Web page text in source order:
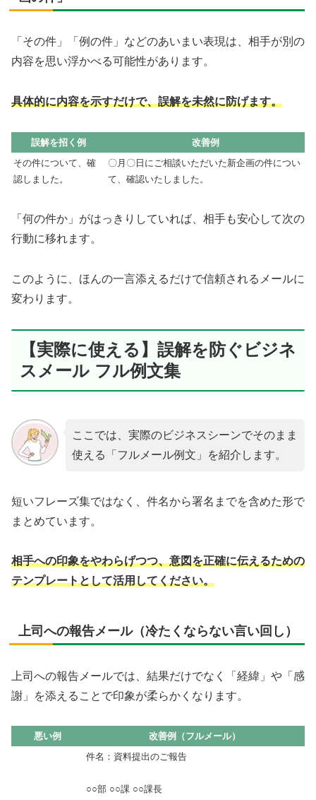
「その件」「例の件」などのあいまい表現は、相手が別の
内容を思い浮かべる可能性があります。
具体的に内容を示すだけで、誤解を未然に防げます。
誤解を招く例
改善例
その件について、確
認しました。
〇月〇日にご相談いただいた新企画の件につい
て、確認いたしました。
「何の件か」がはっきりしていれば、相手も安心して次の
行動に移れます。
このように、ほんの一言添えるだけで信頼されるメールに
変わります。
【実際に使える】誤解を防ぐビジネ
スメール フル例文集
ここでは、実際のビジネスシーンでそのまま
使える「フルメール例文」を紹介します。
短いフレーズ集ではなく、件名から署名までを含めた形で
まとめています。
相手への印象をやわらげつつ、意図を正確に伝えるための
テンプレートとして活用してください。
上司への報告メール（冷たくならない言い回し）
上司への報告メールでは、結果だけでなく「経緯」や「感
謝」を添えることで印象が柔らかくなります。
悪い例 改善例（フルメール）
件名：資料提出のご報告
○○部 ○○課 ○○課長